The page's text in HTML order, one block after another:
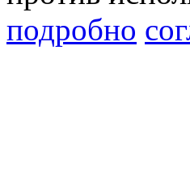
подробно